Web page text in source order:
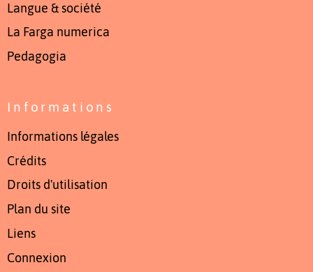
Langue & société
La Farga numerica
Pedagogia
Informations
Informations légales
Crédits
Droits d'utilisation
Plan du site
Liens
Connexion